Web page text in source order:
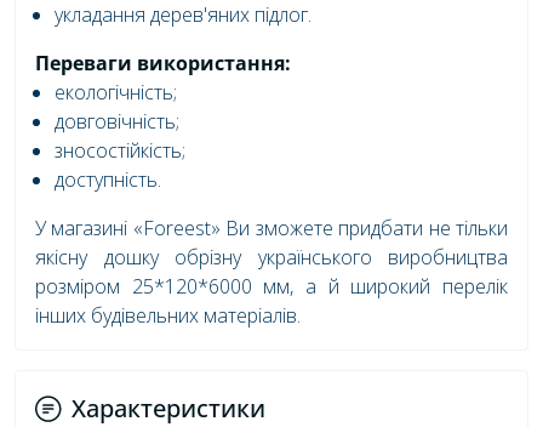
укладання дерев'яних підлог.
Переваги використання:
екологічність;
довговічність;
зносостійкість;
доступність.
У магазині «Foreest» Ви зможете придбати не тільки
якісну дошку обрізну українського виробництва
розміром 25*120*6000 мм, а й широкий перелік
інших будівельних матеріалів.
Характеристики